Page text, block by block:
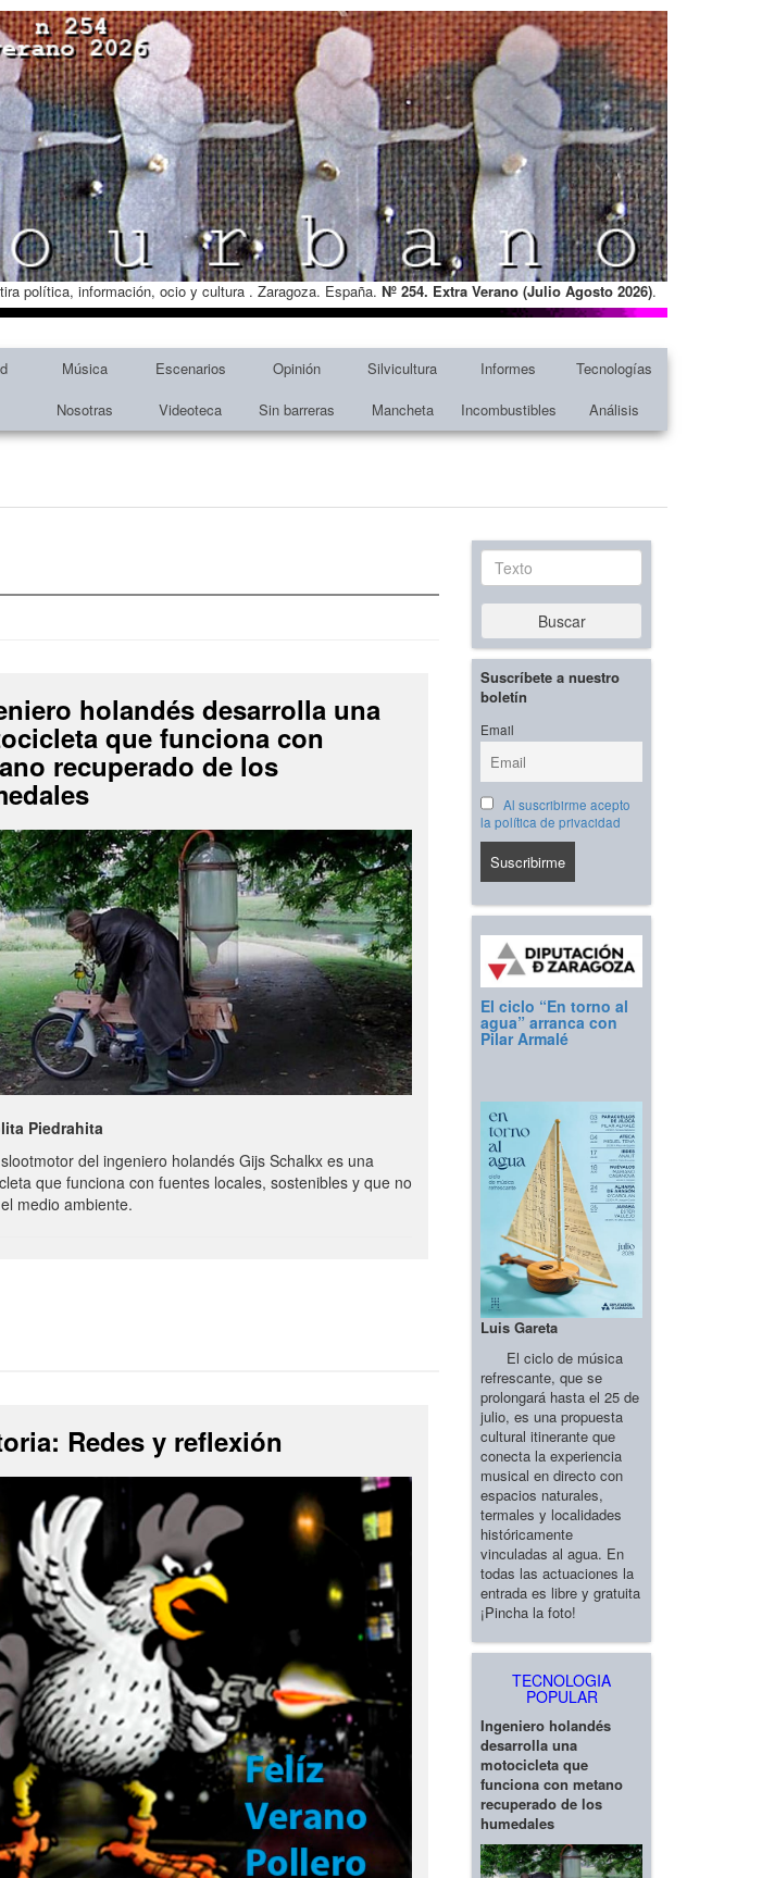
política, información, ocio y cultura . Zaragoza. España. Nº 254. Extra Verano (Julio Agosto 2026).
Música Escenarios Opinión Silvicultura Informes
Tecnologías
Nosotras Videoteca Sin barreras Mancheta Incombustibles Análisis
holandés desarrolla una
que funciona con
recuperado de los
Piedrahita
del ingeniero holandés Gijs Schalkx es una
que funciona con fuentes locales, sostenibles y que no
medio ambiente.
Redes y reflexión
Texto
Buscar
Suscríbete a nuestro
boletín
Email
Al suscribirme acepto
la política de privacidad
El ciclo “En torno al
agua” arranca con
Pilar Armalé
Luis Gareta
El ciclo de música
refrescante, que se
prolongará hasta el 25 de
julio, es una propuesta
cultural itinerante que
conecta la experiencia
musical en directo con
espacios naturales,
termales y localidades
históricamente
vinculadas al agua. En
todas las actuaciones la
entrada es libre y gratuita
¡Pincha la foto!
TECNOLOGIA
POPULAR
Ingeniero holandés
desarrolla una
motocicleta que
funciona con metano
recuperado de los
humedales